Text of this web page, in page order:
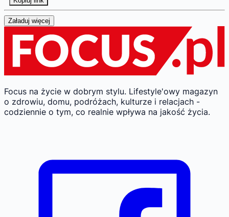
Załaduj więcej
Focus na życie w dobrym stylu. Lifestyle'owy magazyn
o zdrowiu, domu, podróżach, kulturze i relacjach -
codziennie o tym, co realnie wpływa na jakość życia.